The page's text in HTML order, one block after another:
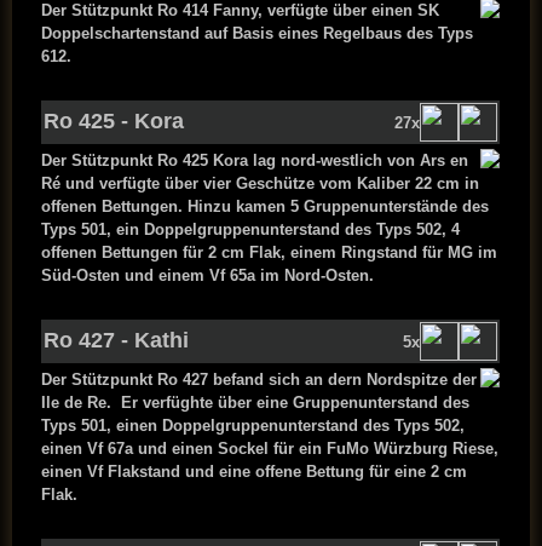
Der Stützpunkt Ro 414 Fanny, verfügte über einen SK
Doppelschartenstand auf Basis eines Regelbaus des Typs
612.
Ro 425 - Kora 27x
Der Stützpunkt Ro 425 Kora lag nord-westlich von Ars en
Ré und verfügte über vier Geschütze vom Kaliber 22 cm in
offenen Bettungen. Hinzu kamen 5 Gruppenunterstände des
Typs 501, ein Doppelgruppenunterstand des Typs 502, 4
offenen Bettungen für 2 cm Flak, einem Ringstand für MG im
Süd-Osten und einem Vf 65a im Nord-Osten.
Ro 427 - Kathi 5x
Der Stützpunkt Ro 427 befand sich an dern Nordspitze der
Ile de Re. Er verfüghte über eine Gruppenunterstand des
Typs 501, einen Doppelgruppenunterstand des Typs 502,
einen Vf 67a und einen Sockel für ein FuMo Würzburg Riese,
einen Vf Flakstand und eine offene Bettung für eine 2 cm
Flak.